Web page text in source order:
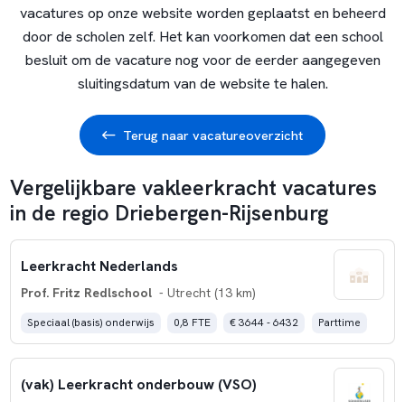
vacatures op onze website worden geplaatst en beheerd
door de scholen zelf. Het kan voorkomen dat een school
besluit om de vacature nog voor de eerder aangegeven
sluitingsdatum van de website te halen.
Terug naar vacatureoverzicht
Vergelijkbare vakleerkracht vacatures
in de regio Driebergen-Rijsenburg
Leerkracht Nederlands
Prof. Fritz Redlschool - Utrecht (13 km)
Speciaal (basis) onderwijs 0,8 FTE € 3644 - 6432 Parttime
(vak) Leerkracht onderbouw (VSO)